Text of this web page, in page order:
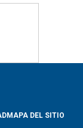
MAPA DEL SITIO